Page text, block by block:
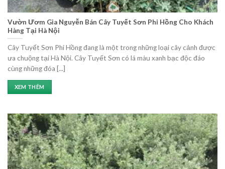
Vườn Ươm Gia Nguyễn Bán Cây Tuyết Sơn Phi Hồng Cho Khách
Hàng Tại Hà Nội
Cây Tuyết Sơn Phi Hồng đang là một trong những loại cây cảnh được
ưa chuộng tại Hà Nội. Cây Tuyết Sơn có lá màu xanh bạc độc đáo
cùng những đóa [...]
XEM THÊM